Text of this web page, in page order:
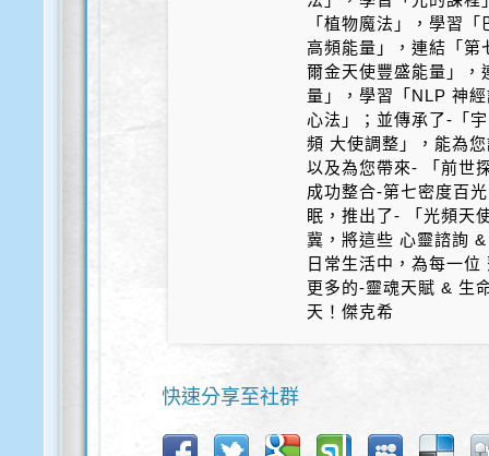
「植物魔法」，學習
高頻能量」，連結「第
爾金天使豐盛能量」，
量」，學習「NLP 神
心法」；並傳承了-「
頻 大使調整」，能為
以及為您帶來- 「前世
成功整合-第七密度百
眠，推出了- 「光頻天
冀，將這些 心靈諮詢
日常生活中，為每一
更多的-靈魂天賦 & 生
天！傑克希
快速分享至社群